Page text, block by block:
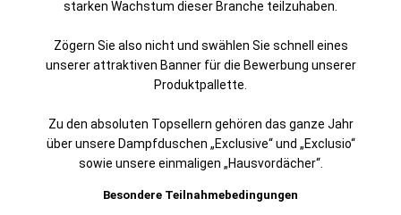
starken Wachstum dieser Branche teilzuhaben.
Zögern Sie also nicht und swählen Sie schnell eines
unserer attraktiven Banner für die Bewerbung unserer
Produktpallette.
Zu den absoluten Topsellern gehören das ganze Jahr
über unsere Dampfduschen „Exclusive“ und „Exclusio“
sowie unsere einmaligen „Hausvordächer“.
Besondere Teilnahmebedingungen